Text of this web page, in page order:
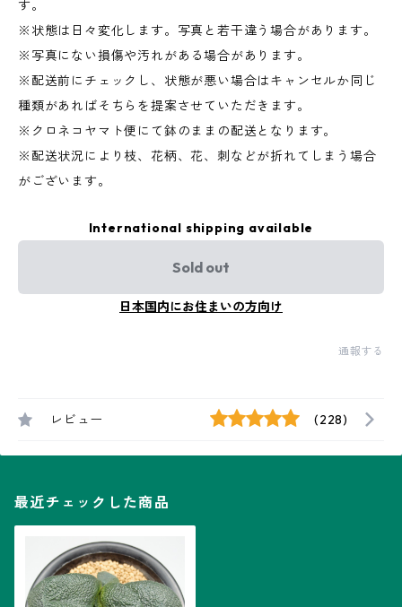
す。
※状態は日々変化します。写真と若干違う場合があります。
※写真にない損傷や汚れがある場合があります。
※配送前にチェックし、状態が悪い場合はキャンセルか同じ
種類があればそちらを提案させていただきます。
※クロネコヤマト便にて鉢のままの配送となります。
※配送状況により枝、花柄、花、刺などが折れてしまう場合
がございます。
International shipping available
Sold out
日本国内にお住まいの方向け
通報する
レビュー (228)
最近チェックした商品